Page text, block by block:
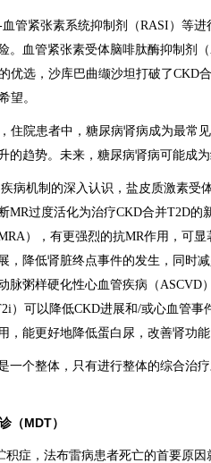
管紧张素系统抑制剂（RASI）等
。血管紧张素受体脑啡肽酶抑制剂
优选，沙库巴曲缬沙坦打破了CKD
望。
住院患者中，糖尿病肾病成为最常
趋势。未来，糖尿病肾病可能成为
病机制的深入认识，盐皮质激素受
过度活化为治疗CKD合并T2D的
），有更强烈的抗MR作用，可
，降低肾脏终点事件的发生，同时
脉粥样硬化性心血管疾病（ASCVD
）可以降低CKD进展和/或心血管事
能更好地降低蛋白尿，改善肾功能
一个整体，只有进行整体的综合治
（MDT）
症，法布雷病患者死亡的首要原